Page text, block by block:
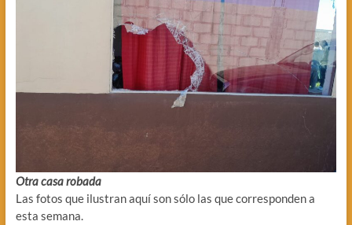
Otra casa robada
Las fotos que ilustran aquí son sólo las que corresponden a
esta semana.